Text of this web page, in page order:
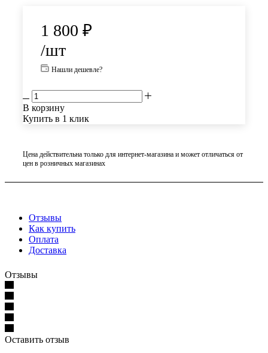
1 800 ₽
/шт
Нашли дешевле?
В корзину
Купить в 1 клик
Цена действительна только для интернет-магазина и может отличаться от
цен в розничных магазинах
Отзывы
Как купить
Оплата
Доставка
Отзывы
Оставить отзыв